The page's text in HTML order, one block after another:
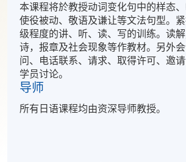
本课程将於教授动词变化句中的样态、
使役被动、敬语及谦让等文法句型。
级程度的讲、听、读、写的训练。读
诗，报章及社会现象等作教材。另外
问、电话联系、请求、取得许可、邀
学员讨论。
导师
所有日语课程均由资深导师教授。